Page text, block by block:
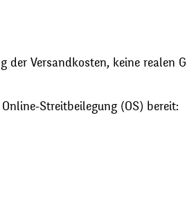
Versandkosten, keine realen
Streitbeilegung (OS) bereit: